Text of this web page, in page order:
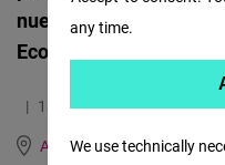
nuevo Índice de
Economist Intelligence
18.03.2024
4.8 Minutos
Argentina, Brazil,
We use technically
any time.